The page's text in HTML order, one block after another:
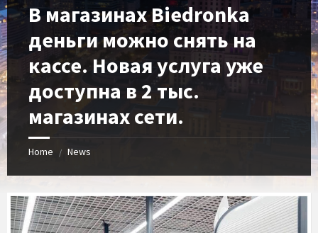
В магазинах Biedronka
деньги можно снять на
кассе. Новая услуга уже
доступна в 2 тыс.
магазинах сети.
Home / News